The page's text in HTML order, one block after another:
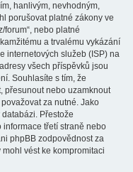
hanlivým, nevhodným,
porušovat platné zákony ve
forum“, nebo platné
a trvalému vykázání
internetových služeb (ISP) na
všech příspěvků jsou
Souhlasíte s tím, že
přesunout nebo uzamknout
za nutné. Jako
Přestože
informace třetí straně nebo
phpBB zodpovědnost za
vést ke kompromitaci